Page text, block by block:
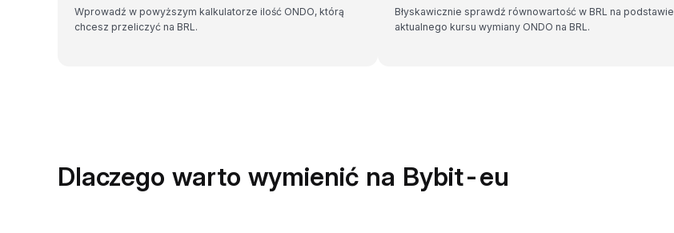
Wprowadź w powyższym kalkulatorze ilość ONDO, którą
chcesz przeliczyć na BRL.
Błyskawicznie sprawdź równowartość w BRL na podstawie
aktualnego kursu wymiany ONDO na BRL.
Dlaczego warto wymienić na Bybit-eu